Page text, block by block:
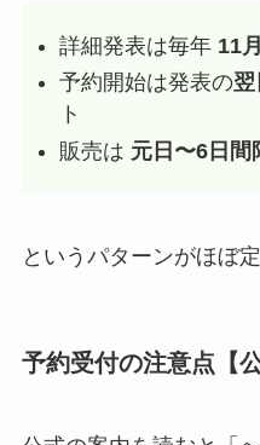
詳細発表は毎年 11
予約開始は発表の
ト
販売は 元日〜6日間
というパターンがほぼ
予約受付の注意点【